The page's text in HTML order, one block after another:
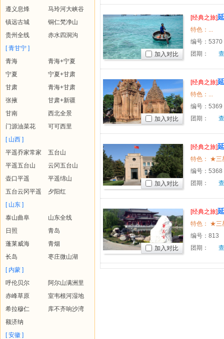
遵义息烽
马玲河大峡谷
镇远古城
铜仁梵净山
贵州全线
赤水四洞沟
[ 青甘宁 ]
青海
青海+宁夏
宁夏
宁夏+甘肃
甘肃
青海+甘肃
张掖
甘肃+新疆
甘南
西北全景
门源油菜花
可可西里
[ 山西 ]
平遥乔家常家
五台山
平遥五台山
云冈五台山
壶口平遥
平遥绵山
五台云冈平遥
夕阳红
[ 山东 ]
泰山曲阜
山东全线
日照
青岛
蓬莱威海
青烟
长岛
枣庄微山湖
[ 内蒙 ]
呼伦贝尔
阿尔山满洲里
赤峰草原
室韦根河湿地
希拉穆仁
库不齐响沙湾
额济纳
[ 安徽 ]
[经典之旅]
乾陵、法
特色：...
编号： 5370
团期：
加入对比
[经典之旅]
乾陵、法
特色：...
编号： 5369
团期：
加入对比
[经典之旅]
乾陵、法
编号： 5368
团期：
加入对比
[经典之旅]
乾陵、法
编号： 813
团期：
加入对比